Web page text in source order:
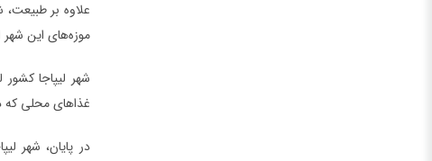
علاوه بر
موزه‌های این
شهر لیپاجا
غذاهای محلی که
در پایان، شهر